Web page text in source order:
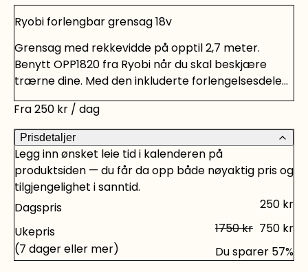
Ryobi forlengbar grensag 18v
Grensag med rekkevidde på opptil 2,7 meter.
Benytt OPP1820 fra Ryobi når du skal beskjære
trærne dine. Med den inkluderte forlengelsesdelen
oppnår du en rekkevidde på 2,7 meter pluss din
egen lengde. Det betyr at du ikke trenger å jobbe
på en stige, men kan stå trygt og stødig på bakken.
Automatisk smøring av sverd og kjede Grensagen
er utstyrt med et 20 cm sagsverd som har en
kjedehastighet på 5,5 m/s og en 15° skjærevinkel
for optimal arbeidsergonomi. Smøringen av sverd
og kjede skjer automatisk, og det er en uvurderlig
egenskap når du trenger å sage over lengre tid.
Sagen leveres med skulderrem, kjedeolje og
sverdbeskyttelse. Leveres med batteri og lader
Fra250 kr / dag
Prisdetaljer
Legg inn ønsket leie tid i kalenderen på
produktsiden — du får da opp både nøyaktig pris og
tilgjengelighet i sanntid.
Dagspris
250 kr
Ukepris
(7 dager eller mer)
1750kr 750 kr
Du sparer 57%